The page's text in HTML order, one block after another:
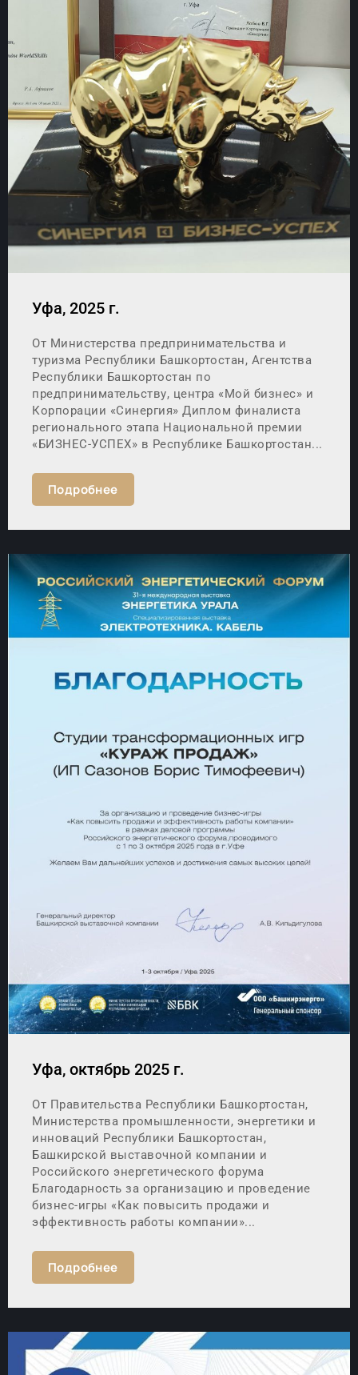
Уфа, 2025 г.
От Министерства предпринимательства и
туризма Республики Башкортостан, Агентства
Республики Башкортостан по
предпринимательству, центра «Мой бизнес» и
Корпорации «Синергия» Диплом финалиста
регионального этапа Национальной премии
«БИЗНЕС-УСПЕХ» в Республике Башкортостан...
Подробнее
Уфа, октябрь 2025 г.
От Правительства Республики Башкортостан,
Министерства промышленности, энергетики и
инноваций Республики Башкортостан,
Башкирской выставочной компании и
Российского энергетического форума
Благодарность за организацию и проведение
бизнес-игры «Как повысить продажи и
эффективность работы компании»...
Подробнее